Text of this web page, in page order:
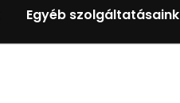
Egyéb szolgáltatásaink